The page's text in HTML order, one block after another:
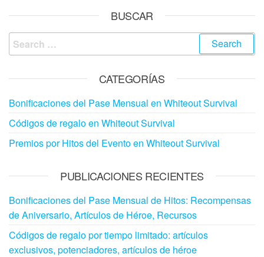
BUSCAR
Search
for:
CATEGORÍAS
Bonificaciones del Pase Mensual en Whiteout Survival
Códigos de regalo en Whiteout Survival
Premios por Hitos del Evento en Whiteout Survival
PUBLICACIONES RECIENTES
Bonificaciones del Pase Mensual de Hitos: Recompensas
de Aniversario, Artículos de Héroe, Recursos
Códigos de regalo por tiempo limitado: artículos
exclusivos, potenciadores, artículos de héroe